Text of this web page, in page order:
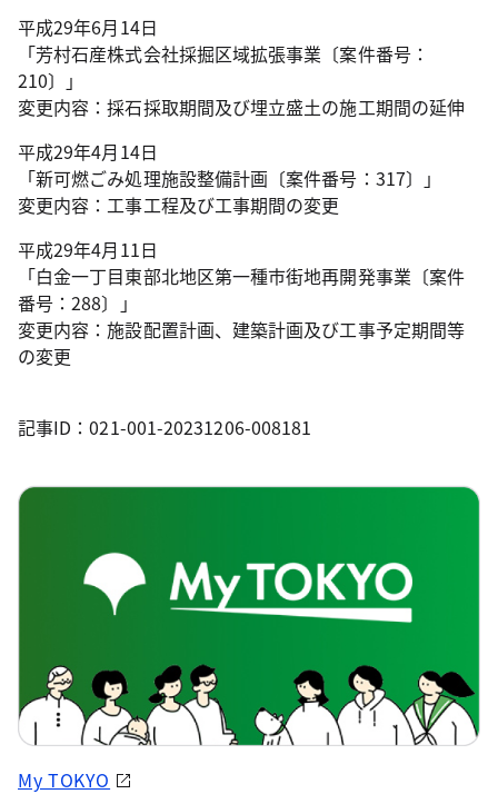
平成29年6月14日
「芳村石産株式会社採掘区域拡張事業〔案件番号：
210〕」
変更内容：採石採取期間及び埋立盛土の施工期間の延伸
平成29年4月14日
「新可燃ごみ処理施設整備計画〔案件番号：317〕」
変更内容：工事工程及び工事期間の変更
平成29年4月11日
「白金一丁目東部北地区第一種市街地再開発事業〔案件
番号：288〕」
変更内容：施設配置計画、建築計画及び工事予定期間等
の変更
記事ID：021-001-20231206-008181
My TOKYO